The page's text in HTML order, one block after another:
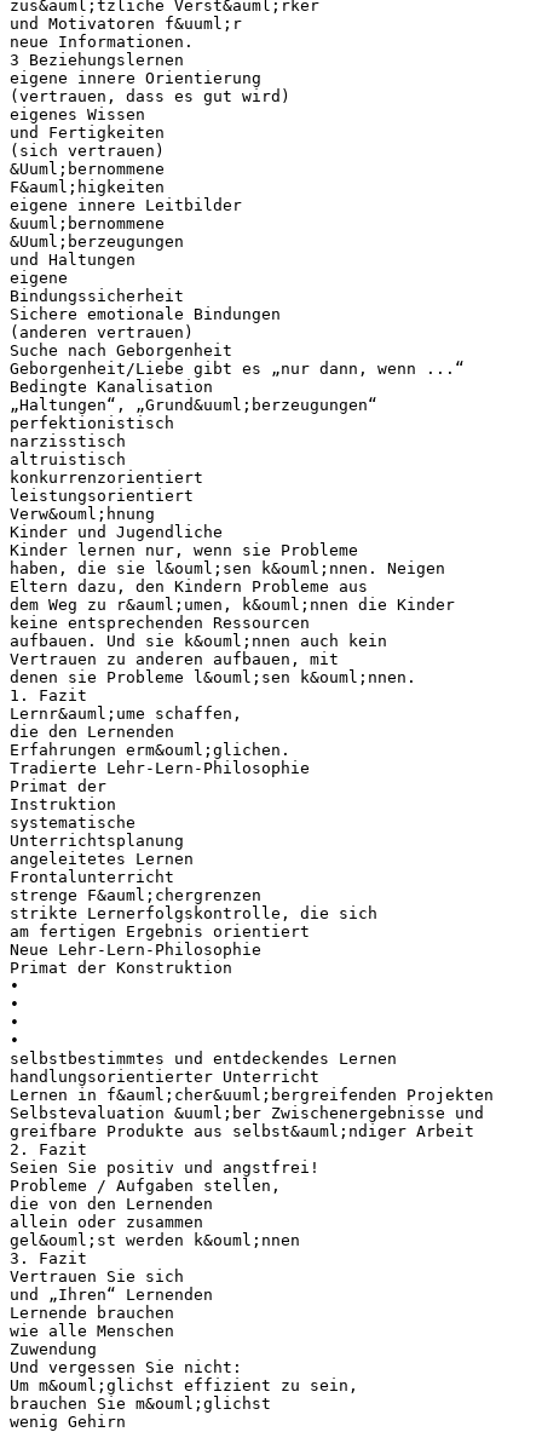
zus&auml;tzliche Verst&auml;rker
und Motivatoren f&uuml;r
neue Informationen.
3 Beziehungslernen
eigene innere Orientierung
(vertrauen, dass es gut wird)
eigenes Wissen
und Fertigkeiten
(sich vertrauen)
&Uuml;bernommene
F&auml;higkeiten
eigene innere Leitbilder
&uuml;bernommene
&Uuml;berzeugungen
und Haltungen
eigene
Bindungssicherheit
Sichere emotionale Bindungen
(anderen vertrauen)
Suche nach Geborgenheit
Geborgenheit/Liebe gibt es „nur dann, wenn ...“
Bedingte Kanalisation
„Haltungen“, „Grund&uuml;berzeugungen“
perfektionistisch
narzisstisch
altruistisch
konkurrenzorientiert
leistungsorientiert
Verw&ouml;hnung
Kinder und Jugendliche
Kinder lernen nur, wenn sie Probleme
haben, die sie l&ouml;sen k&ouml;nnen. Neigen
Eltern dazu, den Kindern Probleme aus
dem Weg zu r&auml;umen, k&ouml;nnen die Kinder
keine entsprechenden Ressourcen
aufbauen. Und sie k&ouml;nnen auch kein
Vertrauen zu anderen aufbauen, mit
denen sie Probleme l&ouml;sen k&ouml;nnen.
1. Fazit
Lernr&auml;ume schaffen,
die den Lernenden
Erfahrungen erm&ouml;glichen.
Tradierte Lehr-Lern-Philosophie
Primat der
Instruktion
systematische
Unterrichtsplanung
angeleitetes Lernen
Frontalunterricht
strenge F&auml;chergrenzen
strikte Lernerfolgskontrolle, die sich
am fertigen Ergebnis orientiert
Neue Lehr-Lern-Philosophie
Primat der Konstruktion
•
•
•
•
selbstbestimmtes und entdeckendes Lernen
handlungsorientierter Unterricht
Lernen in f&auml;cher&uuml;bergreifenden Projekten
Selbstevaluation &uuml;ber Zwischenergebnisse und
greifbare Produkte aus selbst&auml;ndiger Arbeit
2. Fazit
Seien Sie positiv und angstfrei!
Probleme / Aufgaben stellen,
die von den Lernenden
allein oder zusammen
gel&ouml;st werden k&ouml;nnen
3. Fazit
Vertrauen Sie sich
und „Ihren“ Lernenden
Lernende brauchen
wie alle Menschen
Zuwendung
Und vergessen Sie nicht:
Um m&ouml;glichst effizient zu sein,
brauchen Sie m&ouml;glichst